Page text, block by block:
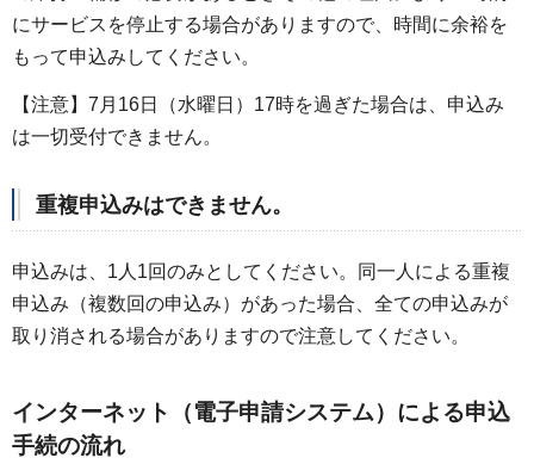
にサービスを停止する場合がありますので、時間に余裕を
もって申込みしてください。
【注意】7月16日（水曜日）17時を過ぎた場合は、申込み
は一切受付できません。
重複申込みはできません。
申込みは、1人1回のみとしてください。同一人による重複
申込み（複数回の申込み）があった場合、全ての申込みが
取り消される場合がありますので注意してください。
インターネット（電子申請システム）による申込
手続の流れ